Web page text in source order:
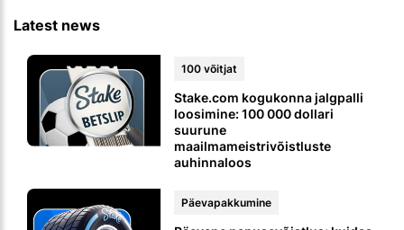
Latest news
100 võitjat
Stake.com kogukonna jalgpalli
loosimine: 100 000 dollari
suurune
maailmameistrivõistluste
auhinnaloos
Päevapakkumine